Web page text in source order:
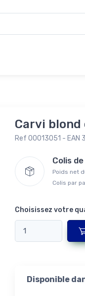
Carvi blond
Ref 00013051 - EAN
Colis
Poids net
Colis par
Choisissez votre
Disponible